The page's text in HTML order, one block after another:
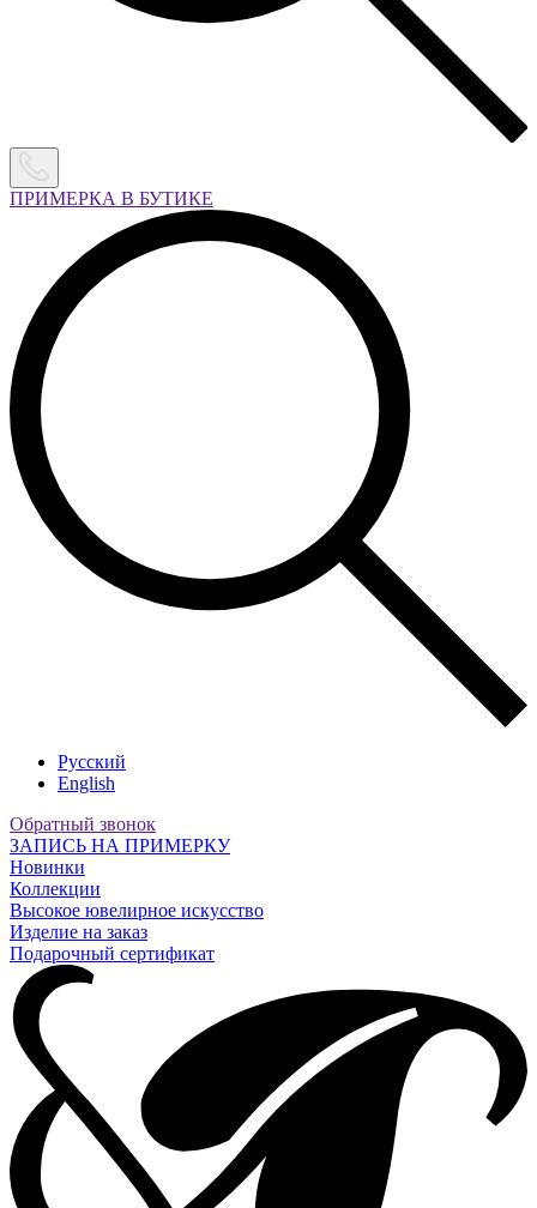
ПРИМЕРКА В БУТИКЕ
Русский
English
Обратный звонок
ЗАПИСЬ НА ПРИМЕРКУ
Новинки
Коллекции
Высокое ювелирное искусство
Изделие на заказ
Подарочный сертификат